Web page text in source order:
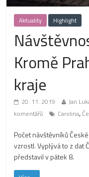
Aktuality Highlight
Kromě
kraje
20. 11. 2019 Jan
komentářů
Carolina,
Počet návštěvníků
vzrostl. Vyplývá to z dat
představil v pátek 8.